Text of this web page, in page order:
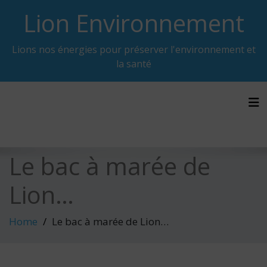
contentLion Environnement
Lions nos énergies pour préserver l'environnement et
la santé
Le bac à marée de
Lion…
Home Le bac à marée de Lion…